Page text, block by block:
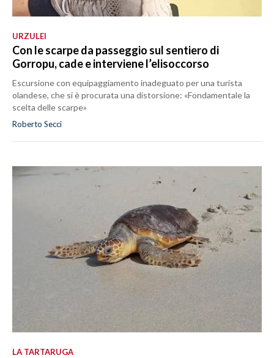
URZULEI
Con le scarpe da passeggio sul sentiero di
Gorropu, cade e interviene l’elisoccorso
Escursione con equipaggiamento inadeguato per una turista
olandese, che si è procurata una distorsione: «Fondamentale la
scelta delle scarpe»
Roberto Secci
LA TARTARUGA